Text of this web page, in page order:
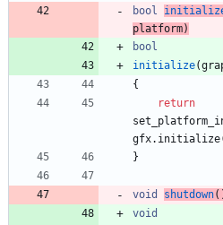
bool
platform)
bool
initialize(
{
return
gfx. initialize
}
void shutdown(
void